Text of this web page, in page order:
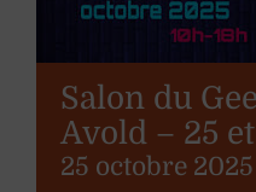
Salon du
Avold – 25
25 octobre 2025